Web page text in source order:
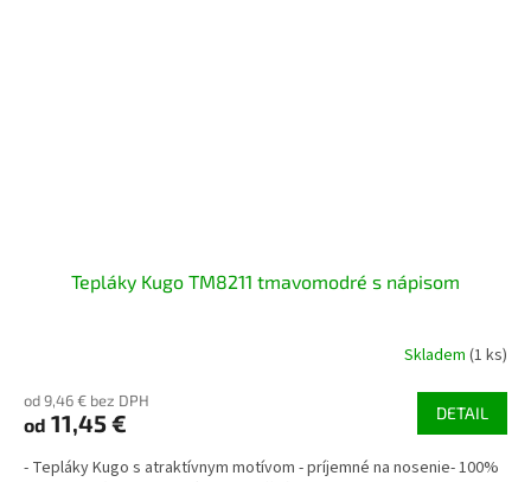
Tepláky Kugo TM8211 tmavomodré s nápisom
Skladem (1 ks)
od 9,46 € bez DPH
od 11,45 € DETAIL
- Tepláky Kugo s atraktívnym motívom - príjemné na nosenie- 100%